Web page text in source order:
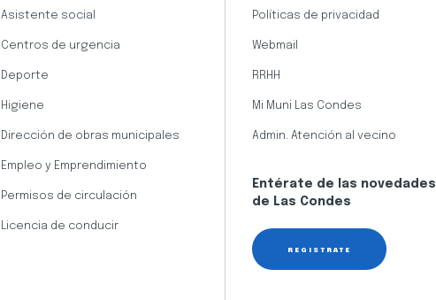
Asistente social
Centros de urgencia
Deporte
Higiene
Dirección de obras municipales
Empleo y Emprendimiento
Permisos de circulación
Licencia de conducir
Políticas de privacidad
Webmail
RRHH
Mi Muni Las Condes
Admin. Atención al vecino
Entérate de las novedades
de Las Condes
REGÍSTRATE